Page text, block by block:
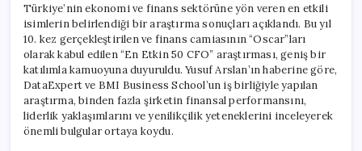
İsimler
Açıklandı:
Finans
Dünyasının
“Oscar”ları
için
Türkiye’nin ekonomi ve finans sektörüne yön veren en etkili
isimlerin belirlendiği bir araştırma sonuçları açıklandı. Bu yıl
10. kez gerçekleştirilen ve finans camiasının “Oscar”ları
olarak kabul edilen “En Etkin 50 CFO” araştırması, geniş bir
katılımla kamuoyuna duyuruldu. Yusuf Arslan’ın haberine göre,
DataExpert ve BMI Business School’un iş birliğiyle yapılan
araştırma, binden fazla şirketin finansal performansını,
liderlik yaklaşımlarını ve yenilikçilik yeteneklerini inceleyerek
önemli bulgular ortaya koydu.